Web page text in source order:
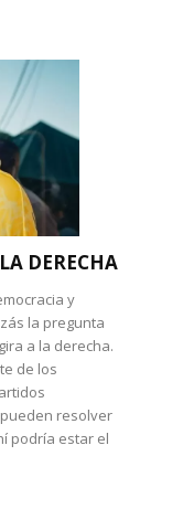
DERECHA
y
la pregunta
a la derecha.
de los
resolver
podría estar el